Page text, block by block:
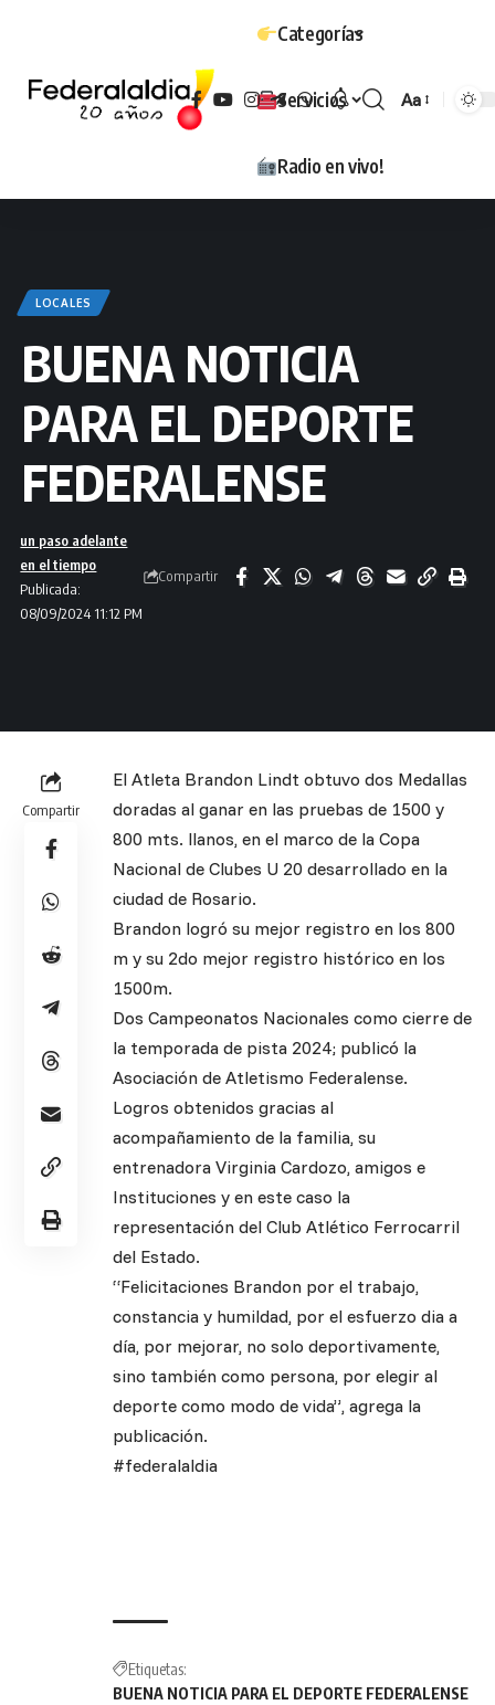
Categorías
Servicios
Radio en vivo!
Tamaño
Aa
LOCALES
BUENA NOTICIA
PARA EL DEPORTE
FEDERALENSE
Publicada:
08/09/2024 11:12 PM
un paso adelante
en el tiempo
Compartir
Compartir
El Atleta Brandon Lindt obtuvo dos Medallas
doradas al ganar en las pruebas de 1500 y
800 mts. llanos, en el marco de la Copa
Nacional de Clubes U 20 desarrollado en la
ciudad de Rosario.
Brandon logró su mejor registro en los 800
m y su 2do mejor registro histórico en los
1500m.
Dos Campeonatos Nacionales como cierre de
la temporada de pista 2024; publicó la
Asociación de Atletismo Federalense.
Logros obtenidos gracias al
acompañamiento de la familia, su
entrenadora Virginia Cardozo, amigos e
Instituciones y en este caso la
representación del Club Atlético Ferrocarril
del Estado.
“Felicitaciones Brandon por el trabajo,
constancia y humildad, por el esfuerzo dia a
día, por mejorar, no solo deportivamente,
sino también como persona, por elegir al
deporte como modo de vida”, agrega la
publicación.
#federalaldia
Etiquetas:
BUENA NOTICIA PARA EL DEPORTE FEDERALENSE